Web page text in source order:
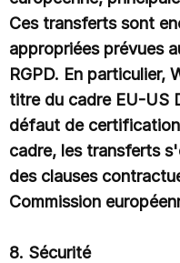
Ces transferts sont
appropriées prévues
RGPD. En particulier,
titre du cadre EU-US
défaut de
cadre, les transferts
des clauses
Commission
8. Sécurité